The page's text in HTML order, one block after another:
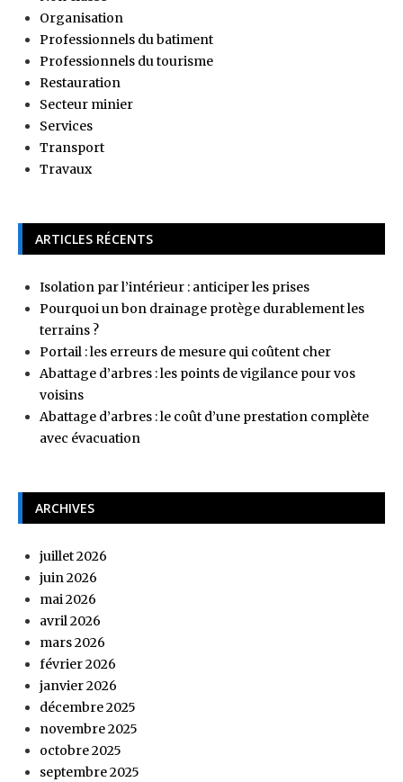
Organisation
Professionnels du batiment
Professionnels du tourisme
Restauration
Secteur minier
Services
Transport
Travaux
ARTICLES RÉCENTS
Isolation par l’intérieur : anticiper les prises
Pourquoi un bon drainage protège durablement les
terrains ?
Portail : les erreurs de mesure qui coûtent cher
Abattage d’arbres : les points de vigilance pour vos
voisins
Abattage d’arbres : le coût d’une prestation complète
avec évacuation
ARCHIVES
juillet 2026
juin 2026
mai 2026
avril 2026
mars 2026
février 2026
janvier 2026
décembre 2025
novembre 2025
octobre 2025
septembre 2025